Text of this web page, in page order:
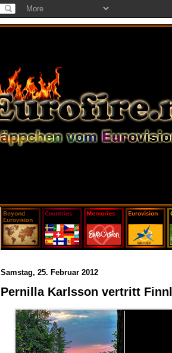
Samstag, 25. Februar 2012
Pernilla Karlsson vertritt